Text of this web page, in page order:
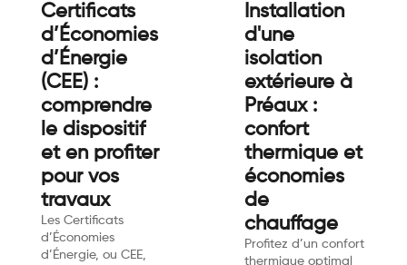
Certificats
d’Économies
d’Énergie
(CEE) :
comprendre
le dispositif
et en profiter
pour vos
travaux
Les Certificats
d’Économies
d’Énergie, ou CEE,
Installation
d'une
isolation
extérieure à
Préaux :
confort
thermique et
économies
de
chauffage
Profitez d’un confort
thermique optimal